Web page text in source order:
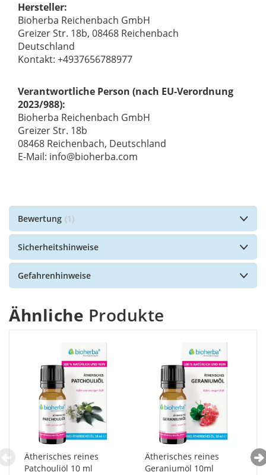
Hersteller:
Bioherba Reichenbach GmbH
Greizer Str. 18b, 08468 Reichenbach
Deutschland
Kontakt: +4937656788977
Verantwortliche Person (nach EU-Verordnung
2023/988):
Bioherba Reichenbach GmbH
Greizer Str. 18b
08468 Reichenbach, Deutschland
E-Mail: info@bioherba.com
Bewertung 1
Sicherheitshinweise
Gefahrenhinweise
Ähnliche Produkte
Ätherisches reines
Patchouliöl 10 ml
Ätherisches reines
Geraniumöl 10ml